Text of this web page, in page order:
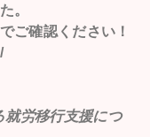
。
ご確認ください！
労移行支援につ